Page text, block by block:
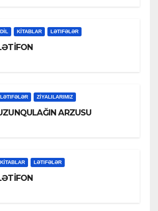
DİL KİTABLAR LƏTIFƏLƏR
LƏTIFƏLƏR ZİYALILARIMIZ
ARZUSU
KİTABLAR LƏTIFƏLƏR